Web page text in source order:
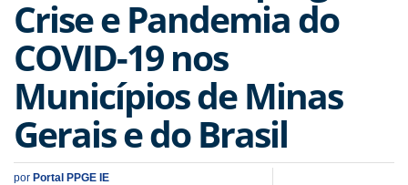
Crise e Pandemia do
COVID-19 nos
Municípios de Minas
Gerais e do Brasil
por Portal PPGE IE